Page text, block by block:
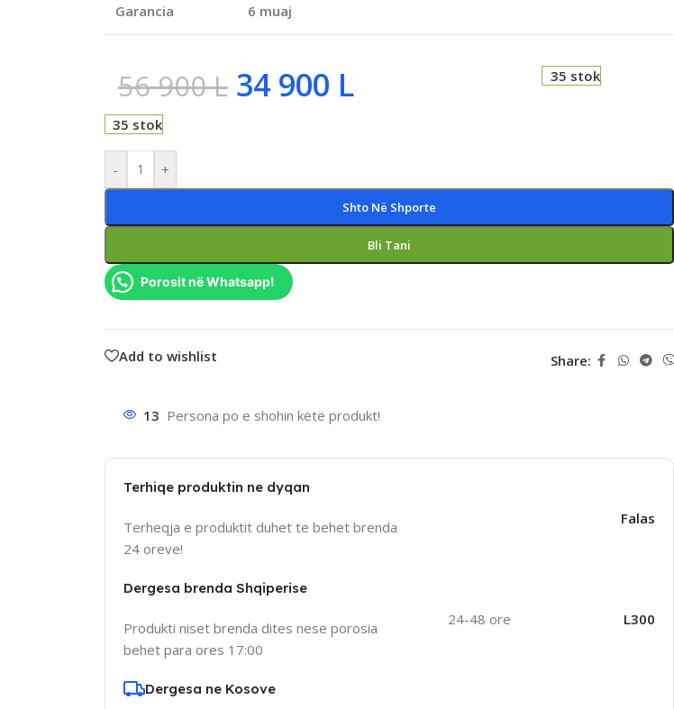
Garancia 6 muaj
56 900L 34 900 L 35 stok
35 stok
- +
Shto Në Shporte
Bli Tani
Porosit në Whatsapp!
Add to wishlist Share:
13 Persona po e shohin këtë produkt!
Terhiqe produktin ne dyqan
Terheqja e produktit duhet te behet brenda
24 oreve!
Falas
Dergesa brenda Shqiperise
Produkti niset brenda dites nese porosia
behet para ores 17:00
24-48 ore L300
Dergesa ne Kosove